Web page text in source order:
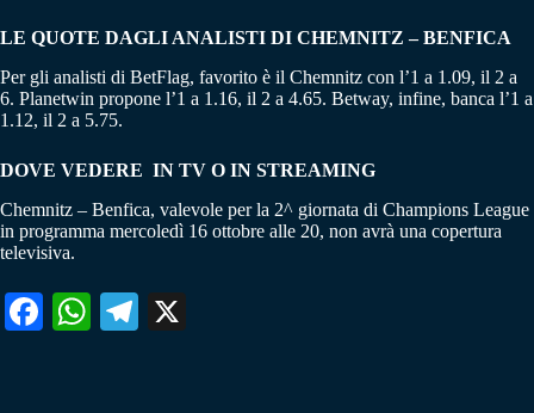
LE QUOTE DAGLI ANALISTI DI CHEMNITZ – BENFICA
Per gli analisti di BetFlag, favorito è il Chemnitz con l’1 a 1.09, il 2 a
6. Planetwin propone l’1 a 1.16, il 2 a 4.65. Betway, infine, banca l’1 a
1.12, il 2 a 5.75.
DOVE VEDERE IN TV O IN STREAMING
Chemnitz – Benfica, valevole per la 2^ giornata di Champions League
in programma mercoledì 16 ottobre alle 20, non avrà una copertura
televisiva.
Fa W
Te